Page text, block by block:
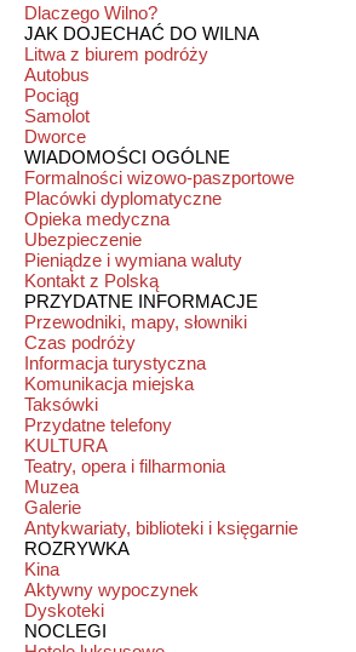
Dlaczego Wilno?
JAK DOJECHAĆ DO WILNA
Litwa z biurem podróży
Autobus
Pociąg
Samolot
Dworce
WIADOMOŚCI OGÓLNE
Formalności wizowo-paszportowe
Placówki dyplomatyczne
Opieka medyczna
Ubezpieczenie
Pieniądze i wymiana waluty
Kontakt z Polską
PRZYDATNE INFORMACJE
Przewodniki, mapy, słowniki
Czas podróży
Informacja turystyczna
Komunikacja miejska
Taksówki
Przydatne telefony
KULTURA
Teatry, opera i filharmonia
Muzea
Galerie
Antykwariaty, biblioteki i księgarnie
ROZRYWKA
Kina
Aktywny wypoczynek
Dyskoteki
NOCLEGI